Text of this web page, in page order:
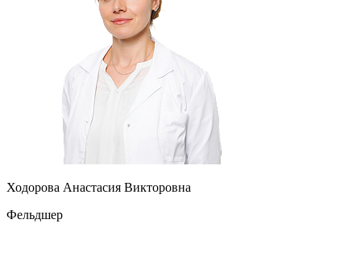
Ходорова Анастасия Викторовна
Фельдшер